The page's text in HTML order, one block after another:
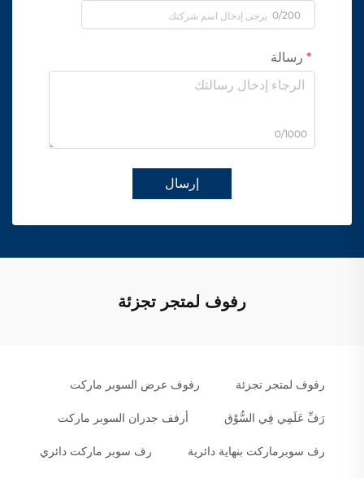
0/200
رسالة
0/1000
إرسال
رفوف لمتجر تجزئة
رفوف لمتجر تجزئة رفوف عرض السوبر ماركت
رَفِّ عَلَمِي فِي السُّوْق أرفف جدران السوبر ماركت
رف سوبرماركت بنهاية دائرية رف سوبر ماركت دائري